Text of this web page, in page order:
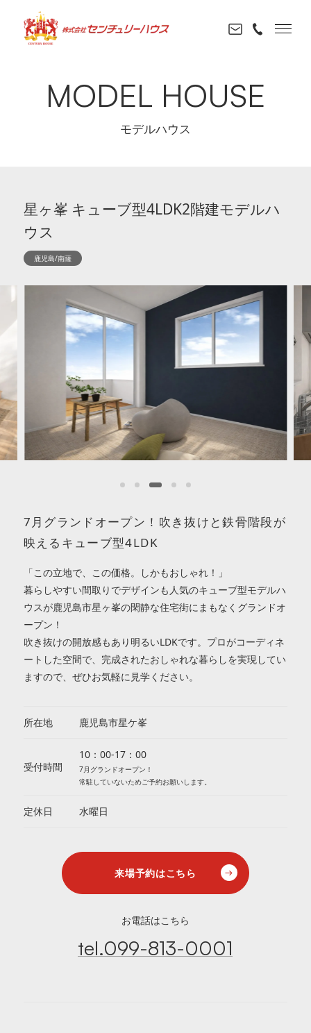
MODEL HOUSE
モデルハウス
星ヶ峯 キューブ型4LDK2階建モデルハ
ウス
鹿児島/南薩
7月グランドオープン！吹き抜けと鉄骨階段が
映えるキューブ型4LDK
「この立地で、この価格。しかもおしゃれ！」
暮らしやすい間取りでデザインも人気のキューブ型モデルハ
ウスが鹿児島市星ヶ峯の閑静な住宅街にまもなくグランドオ
ープン！
吹き抜けの開放感もあり明るいLDKです。プロがコーディネ
ートした空間で、完成されたおしゃれな暮らしを実現してい
ますので、ぜひお気軽に見学ください。
所在地 鹿児島市星ケ峯
受付時間
10：00-17：00
7月グランドオープン！
常駐していないためご予約お願いします。
定休日 水曜日
来場予約はこちら
お電話はこちら
tel.099-813-0001